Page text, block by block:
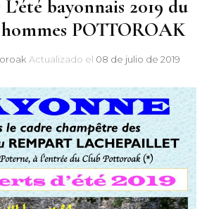
bayonnais 2019 du
POTTOROAK
Actualizado el 08 de julio de 2019